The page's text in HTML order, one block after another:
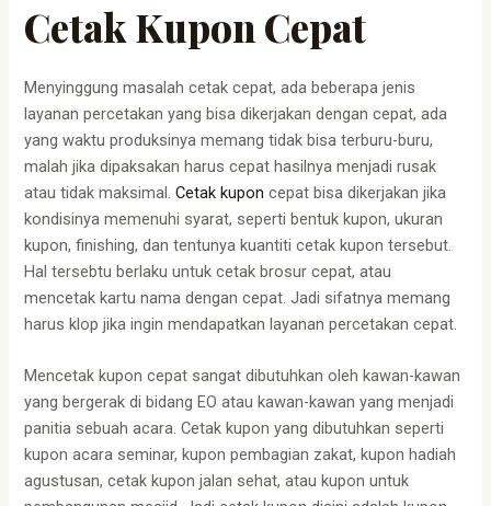
Cetak Kupon Cepat
Menyinggung masalah cetak cepat, ada beberapa jenis
layanan percetakan yang bisa dikerjakan dengan cepat, ada
yang waktu produksinya memang tidak bisa terburu-buru,
malah jika dipaksakan harus cepat hasilnya menjadi rusak
atau tidak maksimal.Cetak kupon cepat bisa dikerjakan jika
kondisinya memenuhi syarat, seperti bentuk kupon, ukuran
kupon, finishing, dan tentunya kuantiti cetak kupon tersebut.
Hal tersebtu berlaku untuk cetak brosur cepat, atau
mencetak kartu nama dengan cepat. Jadi sifatnya memang
harus klop jika ingin mendapatkan layanan percetakan cepat.
Mencetak kupon cepat sangat dibutuhkan oleh kawan-kawan
yang bergerak di bidang EO atau kawan-kawan yang menjadi
panitia sebuah acara. Cetak kupon yang dibutuhkan seperti
kupon acara seminar, kupon pembagian zakat, kupon hadiah
agustusan, cetak kupon jalan sehat, atau kupon untuk